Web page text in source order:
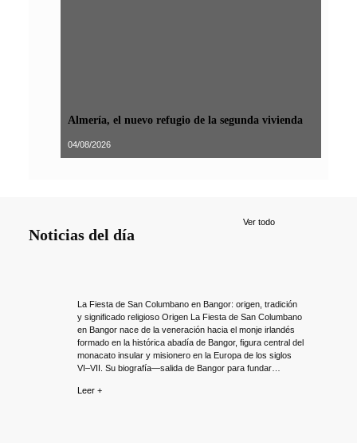
Almería, el nuevo refugio de la segunda vivienda
04/08/2026
Noticias del día
Ver todo
La Fiesta de San Columbano en Bangor: origen, tradición
y significado religioso Origen La Fiesta de San Columbano
en Bangor nace de la veneración hacia el monje irlandés
formado en la histórica abadía de Bangor, figura central del
monacato insular y misionero en la Europa de los siglos
VI–VII. Su biografía—salida de Bangor para fundar…
Leer +